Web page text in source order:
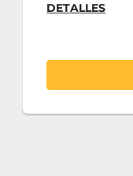
DETALLES